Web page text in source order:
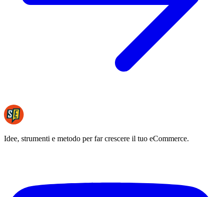
Idee, strumenti e metodo per far crescere il tuo eCommerce.